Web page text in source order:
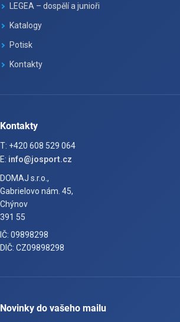
LEGEA – dospělí a junioři
Katalogy
Potisk
Kontakty
Kontakty
T: +420 608 529 064
E: info@josport.cz
DOMAJ s.r.o.,
Gabrielovo nám. 45,
Chýnov
391 55
IČ: 09898298
DIČ: CZ09898298
Novinky do vašeho mailu